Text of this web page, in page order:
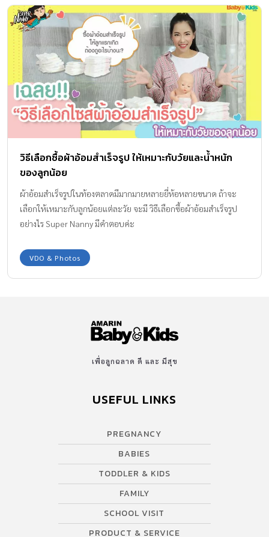
สุดท้ายเมื่อไหร่ หนูน้อยก็ร้องไห้โฮทันที ไม่ใช่มีปฏิกิริยากับหนังสือเล่ม
เดิมเท่านั้น แต่เป็นอาการแบบนี้กับหนังสือทุกเล่ม! จะน่ารักน่าเอ็นดู
ขนาดไหน ไปชมคลิปกันเลยค่ะ คำแนะนำ : เด็กในช่วงวัย 1-3 ขวบ
เป็นช่วงที่สมองลูกกำลังพัฒนาสุดๆ การให้ลูกได้เรียนรู้กับสิ่งต่างๆ ด้วย
ตัวเอง และพ่อแม่ช่วยเสริมสิ่งต่างๆ ให้ลูก จะมีส่วนช่วยให้พัฒนาการ
ลูกเติบโตได้อย่างสมวัย โดยการอ่านหนังสือให้เด็กฟังนั้นถือตัวช่วย
กระตุ้นสมองรวมไปถึงเสริมสร้างพัฒนาการให้กับเด็กได้ โดยผู้
เชี่ยวชาญเผยว่าผู้ปกครองควรอ่านหนังสือให้ลูกฟังตั้งแต่แรกเกิด เพื่อ
ให้พวกเขาได้เรียนรู้คำศัพท์และฝึกทักษะการสื่อสาร ขอบคุณคลิป
วีดีโอจาก : CarolCollection
วิธีเลือกซื้อผ้าอ้อมสำเร็จรูป ให้เหมาะกับวัยและน้ำหนัก
ของลูกน้อย
ผ้าอ้อมสําเร็จรูปในท้องตลาดมีมากมายหลายยี่ห้อหลายขนาด ถ้าจะ
เลือกให้เหมาะกับลูกน้อยแต่ละวัย จะมี วิธีเลือกซื้อผ้าอ้อมสำเร็จรูป
อย่างไร Super Nanny มีคำตอบค่ะ
VDO & Photos
เพื่อลูกฉลาด ดี และ มีสุข
USEFUL LINKS
PREGNANCY
BABIES
TODDLER & KIDS
FAMILY
SCHOOL VISIT
PRODUCT & SERVICE